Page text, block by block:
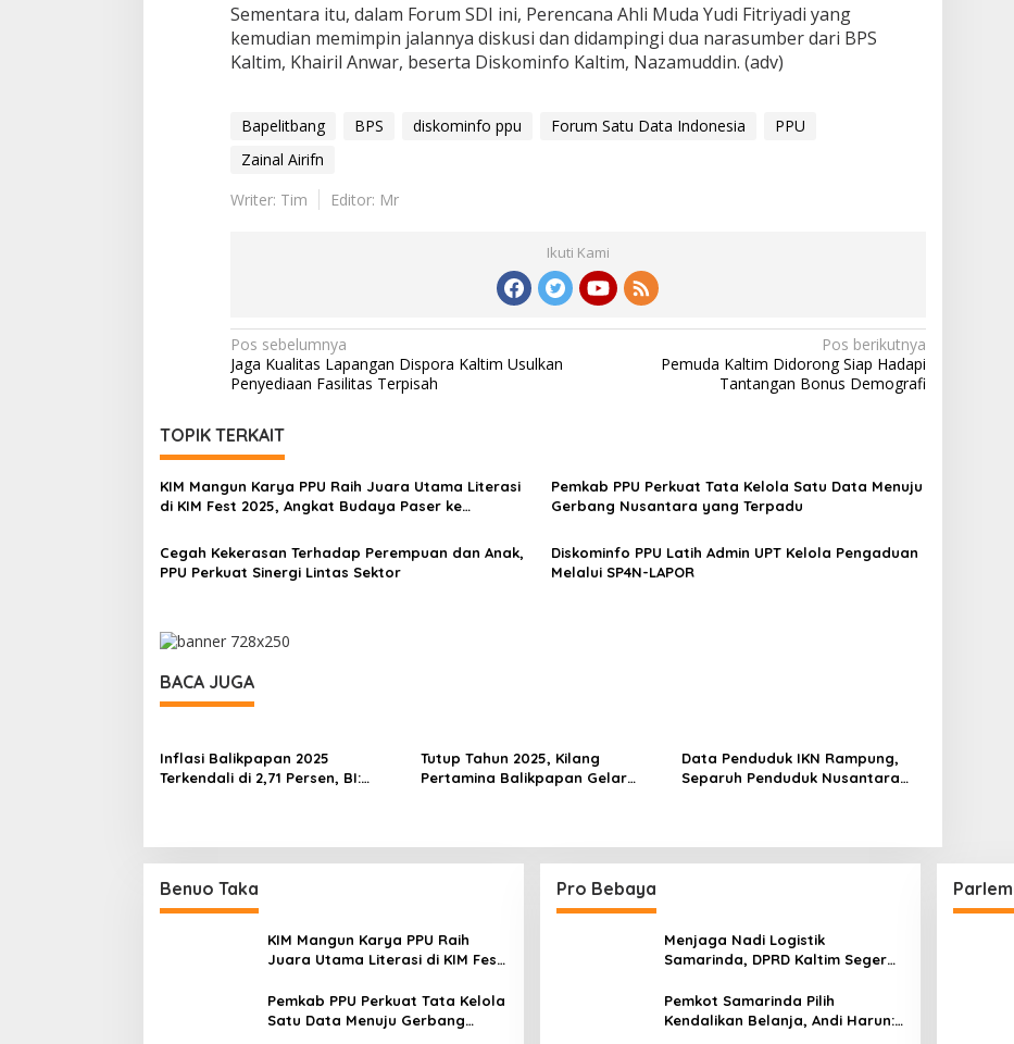
Sementara itu, dalam Forum SDI ini, Perencana Ahli Muda Yudi Fitriyadi yang
kemudian memimpin jalannya diskusi dan didampingi dua narasumber dari BPS
Kaltim, Khairil Anwar, beserta Diskominfo Kaltim, Nazamuddin. (adv)
Bapelitbang BPS diskominfo ppu Forum Satu Data Indonesia
PPU
Zainal Airifn
Writer: Tim
Editor: Mr
Ikuti Kami
Navigasi
pos
Pos sebelumnya
Jaga Kualitas Lapangan Dispora Kaltim Usulkan
Penyediaan Fasilitas Terpisah
Pos berikutnya
Pemuda Kaltim Didorong Siap Hadapi
Tantangan Bonus Demografi
TOPIK TERKAIT
KIM Mangun Karya PPU Raih Juara Utama Literasi
di KIM Fest 2025, Angkat Budaya Paser ke
Pemkab PPU Perkuat Tata Kelola Satu Data Menuju
Gerbang Nusantara yang Terpadu
Cegah Kekerasan Terhadap Perempuan dan Anak,
PPU Perkuat Sinergi Lintas Sektor
Diskominfo PPU Latih Admin UPT Kelola Pengaduan
Melalui SP4N-LAPOR
BACA JUGA
Inflasi Balikpapan 2025
Terkendali di 2,71 Persen, BI:
Tutup Tahun 2025, Kilang
Pertamina Balikpapan Gelar
Data Penduduk IKN Rampung,
Separuh Penduduk Nusantara
Benuo Taka
KIM Mangun Karya PPU Raih
Juara Utama Literasi di KIM Fest
Panggung Nasional
Pemkab PPU Perkuat Tata Kelola
Satu Data Menuju Gerbang
Pro Bebaya
Menjaga Nadi Logistik
Samarinda, DPRD Kaltim Segera
Pemkot Samarinda Pilih
Kendalikan Belanja, Andi Harun: